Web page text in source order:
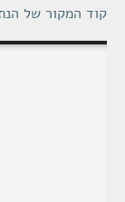
קוד המקור של